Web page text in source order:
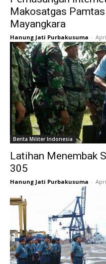
Makosatgas
Mayangkara
Hanung Jati Purbakusuma -
Berita Militer Indonesia
Latihan Menembak
305
Hanung Jati Purbakusuma -